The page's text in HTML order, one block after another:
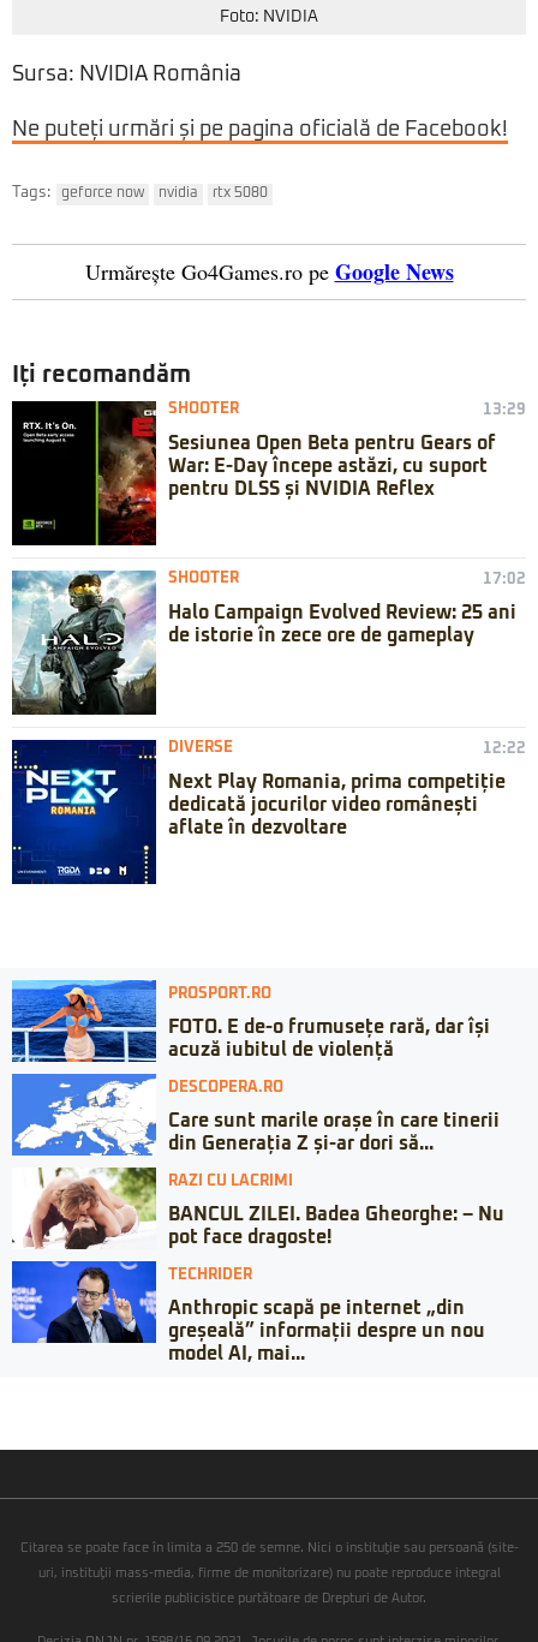
Foto: NVIDIA
Sursa: NVIDIA România
Ne puteți urmări și pe pagina oficială de Facebook!
Tags: geforce now nvidia rtx 5080
Urmărește Go4Games.ro pe Google News
Iți recomandăm
SHOOTER 13:29
Sesiunea Open Beta pentru Gears of
War: E-Day începe astăzi, cu suport
pentru DLSS și NVIDIA Reflex
SHOOTER 17:02
Halo Campaign Evolved Review: 25 ani
de istorie în zece ore de gameplay
DIVERSE 12:22
Next Play Romania, prima competiție
dedicată jocurilor video românești
aflate în dezvoltare
PROSPORT.RO
FOTO. E de-o frumusețe rară, dar își
acuză iubitul de violență
DESCOPERA.RO
Care sunt marile orașe în care tinerii
din Generația Z și-ar dori să...
RAZI CU LACRIMI
BANCUL ZILEI. Badea Gheorghe: – Nu
pot face dragoste!
TECHRIDER
Anthropic scapă pe internet „din
greșeală” informații despre un nou
model AI, mai...
Citarea se poate face în limita a 250 de semne. Nici o instituţie sau persoană (site-
uri, instituţii mass-media, firme de monitorizare) nu poate reproduce integral
scrierile publicistice purtătoare de Drepturi de Autor.